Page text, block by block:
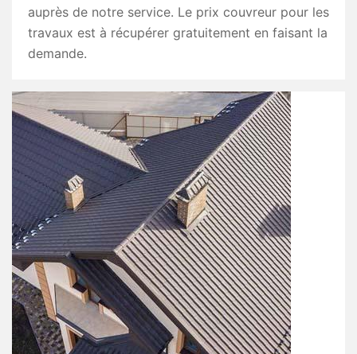
auprès de notre service. Le prix couvreur pour les
travaux est à récupérer gratuitement en faisant la
demande.